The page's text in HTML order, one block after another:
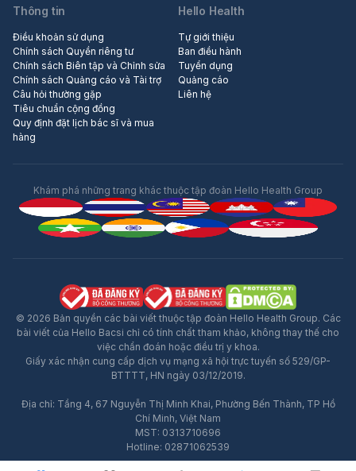
Thông tin
Điều khoản sử dụng
Chính sách Quyền riêng tư
Chính sách Biên tập và Chỉnh sửa
Chính sách Quảng cáo và Tài trợ
Câu hỏi thường gặp
Tiêu chuẩn cộng đồng
Quy định đặt lịch bác sĩ và mua
hàng
Hello Health
Tự giới thiệu
Ban điều hành
Tuyển dụng
Quảng cáo
Liên hệ
Khám phá những trang khác thuộc tập đoàn Hello Health Group
© 2026 Bản quyền các bài viết thuộc tập đoàn Hello Health Group. Các
bài viết của Hello Bacsi chỉ có tính chất tham khảo, không thay thế cho
việc chẩn đoán hoặc điều trị y khoa.
Giấy xác nhận cung cấp dịch vụ mạng xã hội trực tuyến số 529/GP-
BTTTT, HN ngày 03/12/2019.
Địa chỉ: Tầng 4, 67 Nguyễn Thị Minh Khai, Phường Bến Thành, TP Hồ
Chí Minh, Việt Nam
MST: 0313710696
Hotline: 02871062539